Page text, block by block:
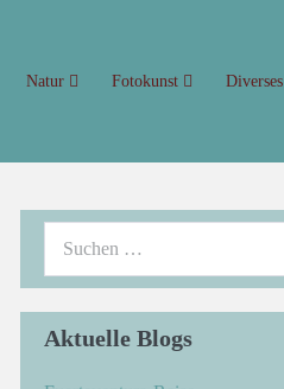
Natur Fotokunst Diverses
Aktuelle Blogs